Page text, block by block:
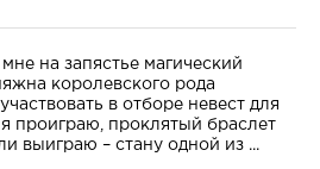
на запястье магический
королевского рода
в отборе невест для
проиграю, проклятый браслет
выиграю – стану одной из ...